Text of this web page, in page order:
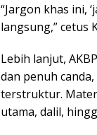
“Jargon khas ini,
langsung,” cetus
Lebih lanjut,
dan penuh
terstruktur.
utama, dalil,